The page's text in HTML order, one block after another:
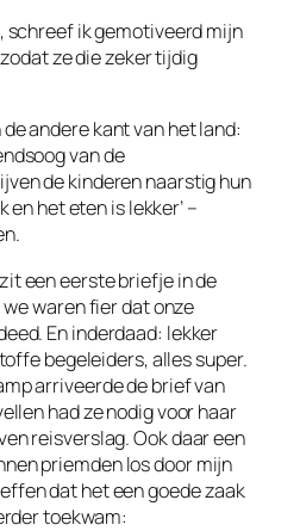
schreef ik gemotiveerd mijn
ze die zeker tijdig
andere kant van het land:
van de
de kinderen naarstig hun
en het eten is lekker’ –
een eerste briefje in de
we waren fier dat onze
En inderdaad: lekker
begeleiders, alles super.
arriveerde de brief van
had ze nodig voor haar
reisverslag. Ook daar een
priemden los door mijn
dat het een goede zaak
toekwam: